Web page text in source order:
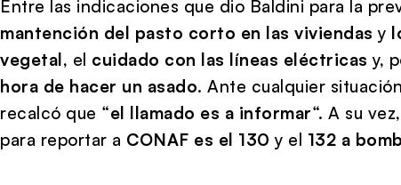
Entre las indicaciones que dio Baldini para la
mantención del pasto corto en las viviendas y
vegetal, el cuidado con las líneas eléctricas y,
hora de hacer un asado. Ante cualquier
recalcó que “el llamado es a informar“. A su
para reportar a CONAF es el 130 y el 132 a